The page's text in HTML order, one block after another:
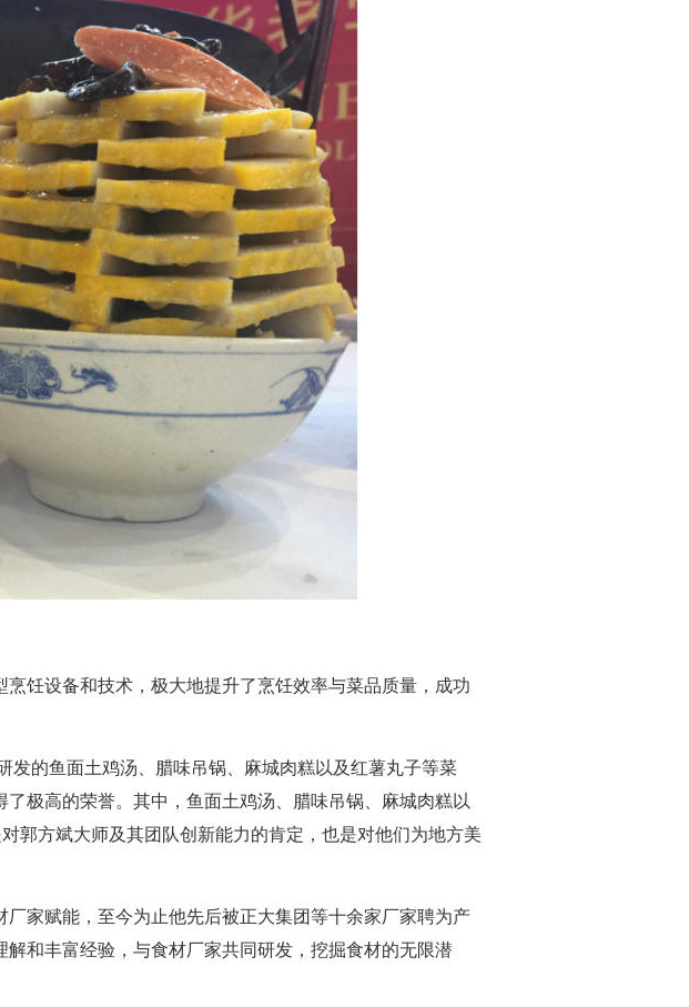
饪设备和技术，极大地提升了烹饪效率与菜品质量，成功
的鱼面土鸡汤、腊味吊锅、麻城肉糕以及红薯丸子等菜
极高的荣誉。其中，鱼面土鸡汤、腊味吊锅、麻城肉糕以
郭方斌大师及其团队创新能力的肯定，也是对他们为地方美
家赋能，至今为止他先后被正大集团等十余家厂家聘为产
和丰富经验，与食材厂家共同研发，挖掘食材的无限潜